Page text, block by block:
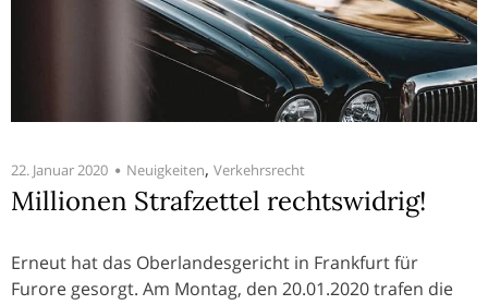
22. Januar 2020 Neuigkeiten, Verkehrsrecht
Millionen Strafzettel rechtswidrig!
Erneut hat das Oberlandesgericht in Frankfurt für
Furore gesorgt. Am Montag, den 20.01.2020 trafen die